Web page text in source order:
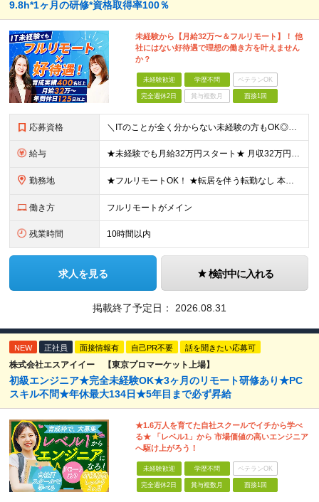
9.8h*1ヶ月の研修*資格取得率100％
未経験から【月給32万〜＆フルリモート】！ 他
社にはない好待遇で理想の働き方を叶えません
か？
未経験歓迎 学歴不問 ベテランOK
完全週休2日 賞与複数月 面接1回
応募資格 ＼ITのことが全く分からない未経験の方もOK◎／≪ポテンシャル採用実施中≫ ★未経験OK！フリータからの正社員デビューもOK！ ★学歴不問 ≪こんな方にピッタリです！≫ ◎未経験から本気でエンジニア
給与 ★未経験でも月給32万円スタート★ 月収32万円～35万円＋各種手当（資格手当だけで毎月15万の上乗せ実績あり！） ★資格手当豊富！1資格につき最大3万円支給 ★功績手当の導入で、毎月のお給与に上乗
勤務地 ★フルリモートOK！ ★転居を伴う転勤なし 本社またはプロジェクト先にて勤務いただきます！ ※プロジェクト先は一都三県及び23区内がメイン 【本社】 東京都新宿区神楽坂1-2 研究社英語センタービ
働き方 フルリモートがメイン
残業時間 10時間以内
求人を見る 検討中に入れる
掲載終了予定日： 2026.08.31
NEW 正社員 面接情報有 自己PR不要 話を聞きたい応募可
株式会社エスアイイー 【東京プロマーケット上場】
初級エンジニア★完全未経験OK★3ヶ月のリモート研修あり★PC
スキル不問★年休最大134日★5年目まで必ず昇給
★1.6万人を育てた自社スクールでイチから学べ
る★ 「レベル1」から 市場価値の高いエンジニア
へ駆け上がろう！
未経験歓迎 学歴不問 ベテランOK
完全週休2日 賞与複数月 面接1回